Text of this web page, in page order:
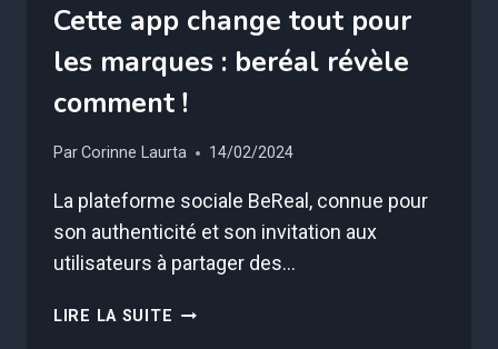
Cette app change tout pour
les marques : beréal révèle
comment !
ParCorinne Laurta 14/02/2024
La plateforme sociale BeReal, connue pour
son authenticité et son invitation aux
utilisateurs à partager des…
LIRE LA SUITE CETTE